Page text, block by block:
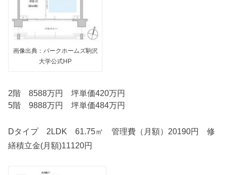
画像出典：パークホームズ駒沢
大学公式HP
2階 8588万円 坪単価420万円
5階 9888万円 坪単価484万円
Dタイプ 2LDK 61.75㎡ 管理費（月額）20190円 修
繕積立金(月額)11120円